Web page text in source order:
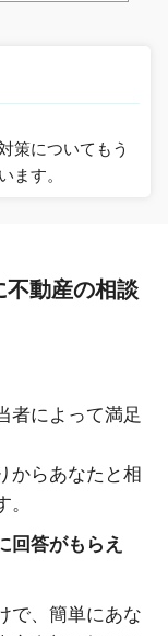
策についてもう
ます。
不動産の相談
者によって満足
からあなたと相
回答がもらえ
で、簡単にあな